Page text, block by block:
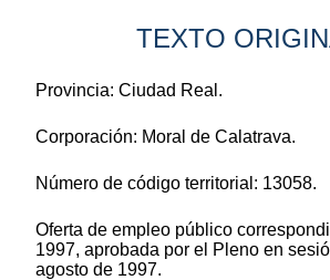
TEXTO
Provincia: Ciudad Real.
Corporación: Moral de Calatrava.
Número de código territorial: 13058.
Oferta de empleo público
1997, aprobada por el Pleno en
agosto de 1997.